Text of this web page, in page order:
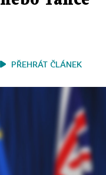
PŘEHRÁT ČLÁNEK